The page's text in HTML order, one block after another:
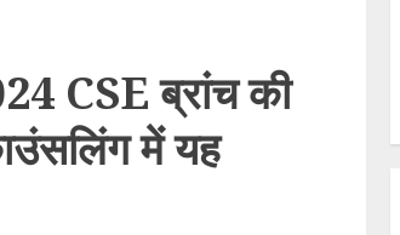
CSE ब्रांच की
में यह